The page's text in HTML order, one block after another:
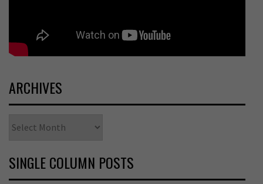
ARCHIVES
SINGLE COLUMN POSTS